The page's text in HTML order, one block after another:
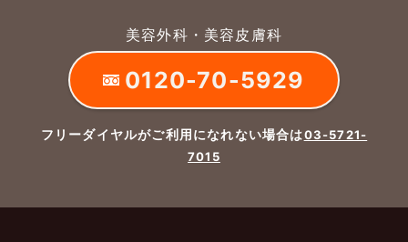
美容外科・美容皮膚科
0120-70-5929
フリーダイヤルがご利用になれない場合は03-5721-
7015